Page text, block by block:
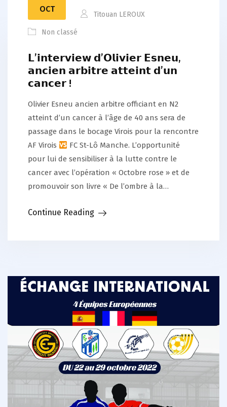
OCT
Titouan LEROUX
Non classé
𝗟’𝗶𝗻𝘁𝗲𝗿𝘃𝗶𝗲𝘄 𝗱’𝗢𝗹𝗶𝘃𝗶𝗲𝗿 𝗘𝘀𝗻𝗲𝘂,
𝗮𝗻𝗰𝗶𝗲𝗻 𝗮𝗿𝗯𝗶𝘁𝗿𝗲 𝗮𝘁𝘁𝗲𝗶𝗻𝘁 𝗱’𝘂𝗻
𝗰𝗮𝗻𝗰𝗲𝗿 !
Olivier Esneu ancien arbitre officiant en N2
atteint d’un cancer à l’âge de 40 ans sera de
passage dans le bocage Virois pour la rencontre
AF Virois
FC St-Lô Manche. L’opportunité
pour lui de sensibiliser à la lutte contre le
cancer avec l’opération « Octobre rose » et de
promouvoir son livre « De l’ombre à la…
Continue Reading